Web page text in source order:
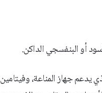
أو البنفسجي الداكن.